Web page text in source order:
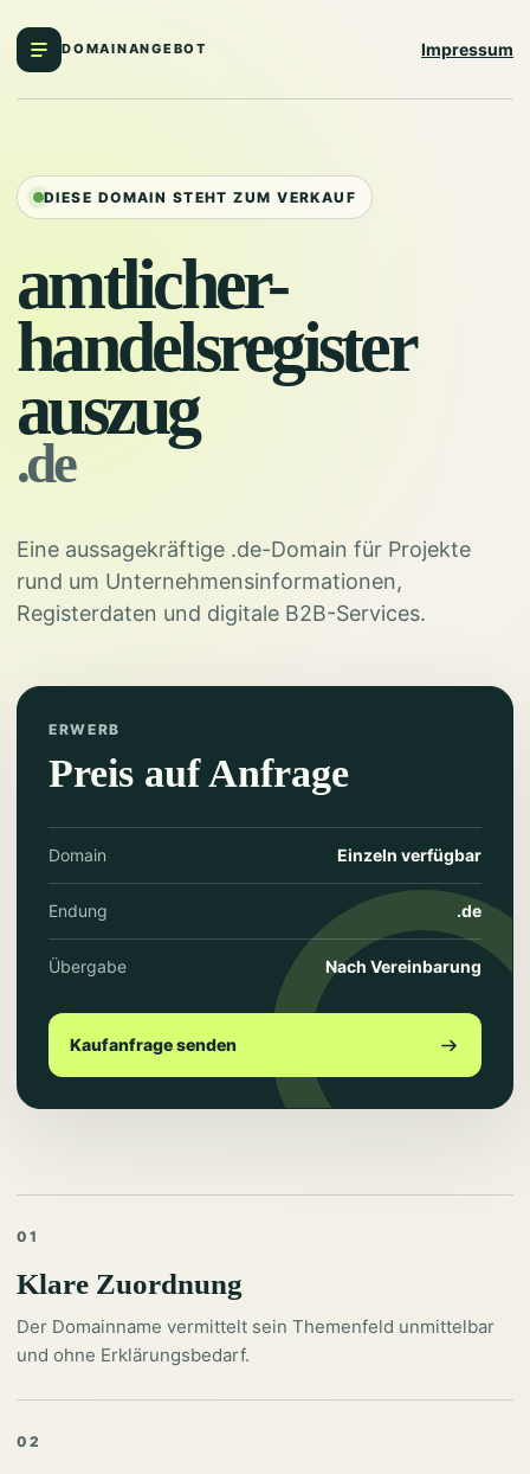
DOMAINANGEBOT Impressum
DIESE DOMAIN STEHT ZUM VERKAUF
amtlicher-
handelsregister
auszug
.de
Eine aussagekräftige .de-Domain für Projekte
rund um Unternehmensinformationen,
Registerdaten und digitale B2B-Services.
ERWERB
Preis auf Anfrage
Domain Einzeln verfügbar
Endung .de
Übergabe Nach Vereinbarung
Kaufanfrage senden
01
Klare Zuordnung
Der Domainname vermittelt sein Themenfeld unmittelbar
und ohne Erklärungsbedarf.
02